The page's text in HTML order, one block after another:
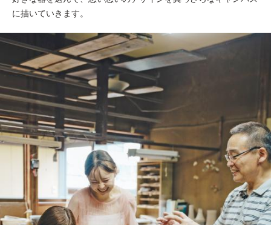
に描いていきます。